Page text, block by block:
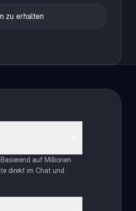
zu erhalten
auf Millionen
direkt im Chat und